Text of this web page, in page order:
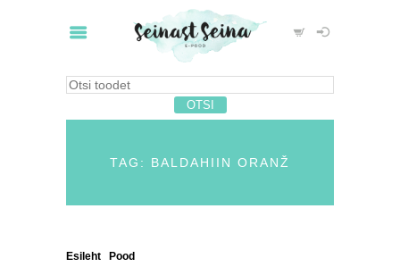
TAG: BALDAHIIN ORANŽ
Esileht Pood